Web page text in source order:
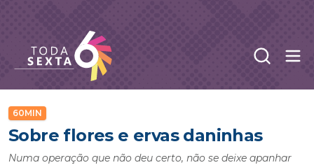
Toda Sexta - 4oito
60MIN
Sobre flores e ervas daninhas
Numa operação que não deu certo, não se deixe apanhar